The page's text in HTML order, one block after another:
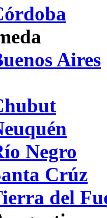
Aires
Negro
Crúz
del